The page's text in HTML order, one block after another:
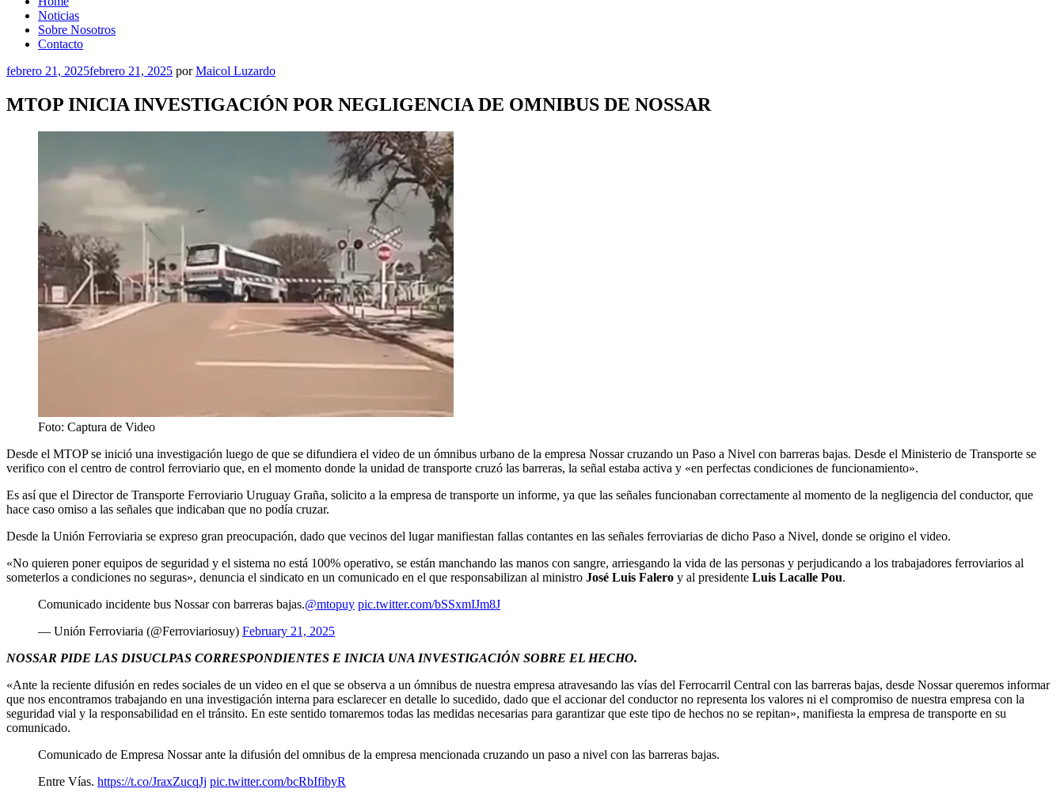
Noticias
Sobre Nosotros
Contacto
Publicado
febrero 21, 2025febrero 21, 2025 porMaicol Luzardo
MTOP INICIA INVESTIGACIÓN POR NEGLIGENCIA DE OMNIBUS DE NOSSAR
Foto: Captura de Video
Desde el MTOP se inició una investigación luego de que se difundiera el video de un ómnibus urbano de la empresa Nossar cruzando un Paso a Nivel con barreras bajas. Desde el Ministerio de Transporte se
verifico con el centro de control ferroviario que, en el momento donde la unidad de transporte cruzó las barreras, la señal estaba activa y «en perfectas condiciones de funcionamiento».
Es así que el Director de Transporte Ferroviario Uruguay Graña, solicito a la empresa de transporte un informe, ya que las señales funcionaban correctamente al momento de la negligencia del conductor, que
hace caso omiso a las señales que indicaban que no podía cruzar.
Desde la Unión Ferroviaria se expreso gran preocupación, dado que vecinos del lugar manifiestan fallas contantes en las señales ferroviarias de dicho Paso a Nivel, donde se origino el video.
«No quieren poner equipos de seguridad y el sistema no está 100% operativo, se están manchando las manos con sangre, arriesgando la vida de las personas y perjudicando a los trabajadores ferroviarios al
someterlos a condiciones no seguras», denuncia el sindicato en un comunicado en el que responsabilizan al ministro José Luis Falero y al presidente Luis Lacalle Pou.
Comunicado incidente bus Nossar con barreras bajas.@mtopuy pic.twitter.com/bSSxmIJm8J
— Unión Ferroviaria (@Ferroviariosuy) February 21, 2025
NOSSAR PIDE LAS DISUCLPAS CORRESPONDIENTES E INICIA UNA INVESTIGACIÓN SOBRE EL HECHO.
«Ante la reciente difusión en redes sociales de un video en el que se observa a un ómnibus de nuestra empresa atravesando las vías del Ferrocarril Central con las barreras bajas, desde Nossar queremos informar
que nos encontramos trabajando en una investigación interna para esclarecer en detalle lo sucedido, dado que el accionar del conductor no representa los valores ni el compromiso de nuestra empresa con la
seguridad vial y la responsabilidad en el tránsito. En este sentido tomaremos todas las medidas necesarias para garantizar que este tipo de hechos no se repitan», manifiesta la empresa de transporte en su
comunicado.
Comunicado de Empresa Nossar ante la difusión del omnibus de la empresa mencionada cruzando un paso a nivel con las barreras bajas.
Entre Vías. https://t.co/JraxZucqJj pic.twitter.com/bcRbIfibyR